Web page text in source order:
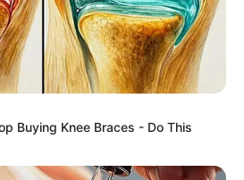
Buying Knee Braces - Do This